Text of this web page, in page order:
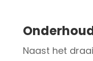
Naast het